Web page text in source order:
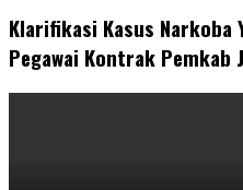
Klarifikasi Kasus Narkoba
Pegawai Kontrak Pemkab